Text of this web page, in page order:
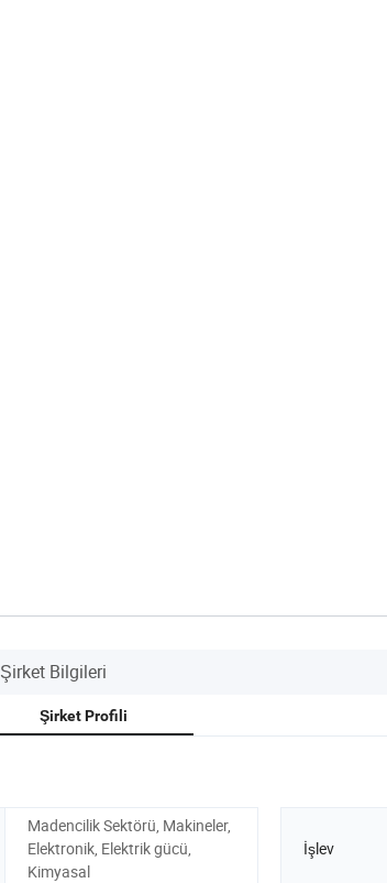
Şirket Bilgileri
Şirket Profili
Madencilik Sektörü, Makineler,
Elektronik, Elektrik gücü,
Kimyasal
İşlev